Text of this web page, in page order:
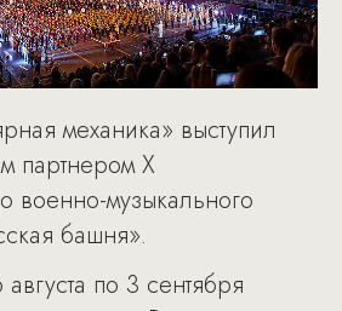
механика» выступил
партнером Х
военно-музыкального
башня».
по 3 сентября